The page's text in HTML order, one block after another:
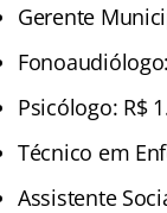
Gerente
Psicólogo: R$
Técnico em
Assistente